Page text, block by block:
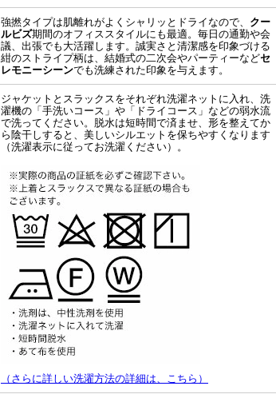
強撚タイプは肌離れがよくシャリッとドライなので、 クー
ルビズ期間のオフィススタイルにも最適。毎日の通勤や会
議、出張でも大活躍します。誠実さと清潔感を印象づける
紺のストライプ柄は、結婚式の二次会やパーティーなどセ
レモニーシーンでも洗練された印象を与えます。
ジャケットとスラックスをそれぞれ洗濯ネットに入れ、洗
濯機の「手洗いコース」や「ドライコース」などの弱水流
で洗ってください。脱水は短時間で済ませ、形を整えてか
ら陰干しすると、美しいシルエットを保ちやすくなります
（洗濯表示に従ってお洗濯ください）。
（さらに詳しい洗濯方法の詳細は、こちら）